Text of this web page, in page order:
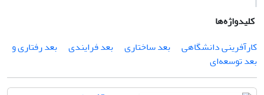
کلیدواژه‌ها
کارآفرینی دانشگاهی
بعد ساختاری بعد فرایندی
بعد رفتاری و
بعد توسعه‌ای